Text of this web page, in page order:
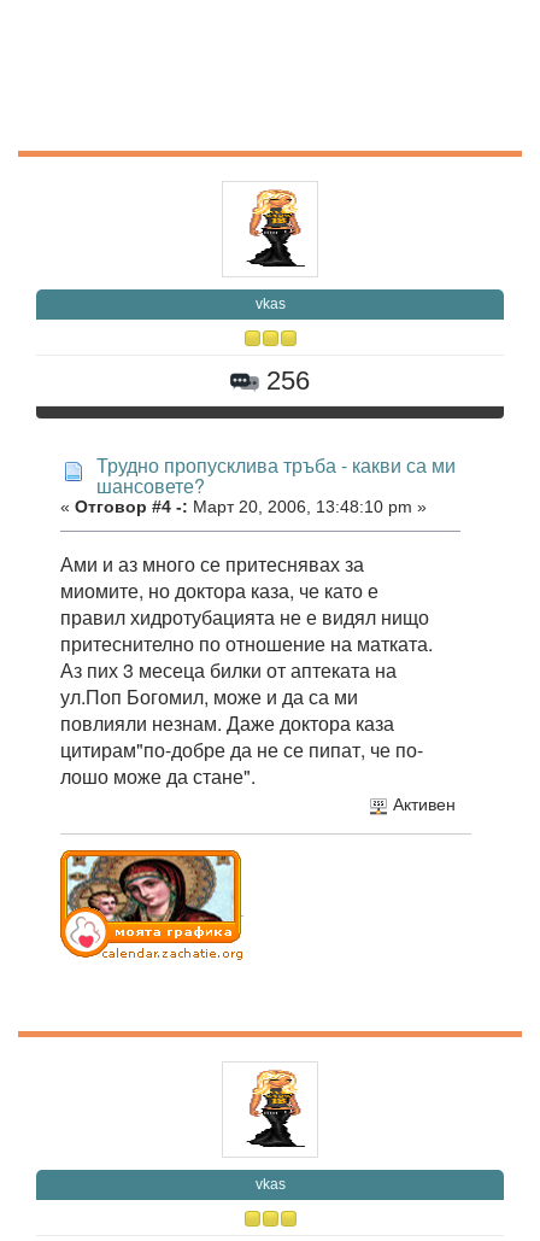
vkas
256
Трудно пропусклива тръба - какви са ми
шансовете?
« Отговор #4 -: Март 20, 2006, 13:48:10 pm »
Ами и аз много се притеснявах за
миомите, но доктора каза, че като е
правил хидротубацията не е видял нищо
притеснително по отношение на матката.
Аз пих 3 месеца билки от аптеката на
ул.Поп Богомил, може и да са ми
повлияли незнам. Даже доктора каза
цитирам"по-добре да не се пипат, че по-
лошо може да стане".
Активен
vkas